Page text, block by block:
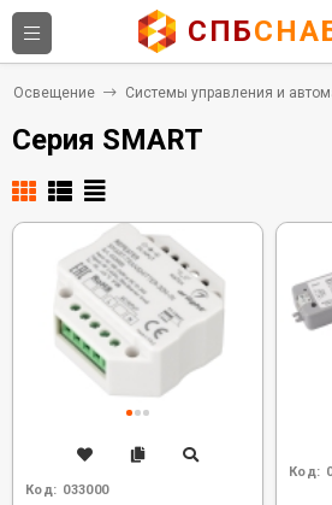
СПБ
Освещение Системы управления и
Серия SMART
Код: 033000
Код: